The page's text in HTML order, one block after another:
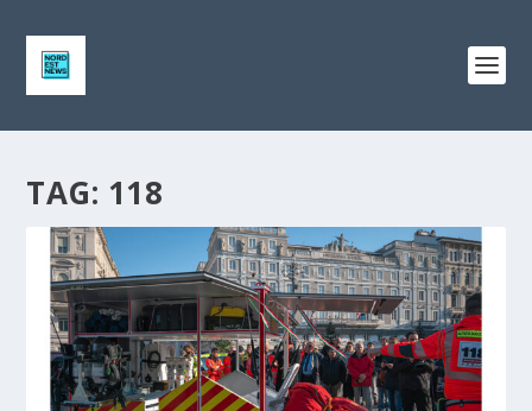
TAG: 118